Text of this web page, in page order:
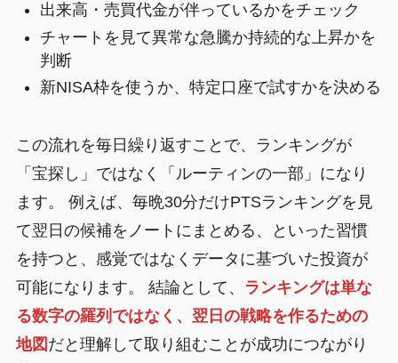
出来高・売買代金が伴っているかをチェック
チャートを見て異常な急騰か持続的な上昇かを
判断
新NISA枠を使うか、特定口座で試すかを決める
この流れを毎日繰り返すことで、ランキングが
「宝探し」ではなく「ルーティンの一部」になり
ます。 例えば、毎晩30分だけPTSランキングを見
て翌日の候補をノートにまとめる、といった習慣
を持つと、感覚ではなくデータに基づいた投資が
可能になります。 結論として、
ランキングは単な
る数字の羅列ではなく、翌日の戦略を作るための
地図 だと理解して取り組むことが成功につながり